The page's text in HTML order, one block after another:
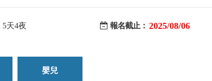
5天4夜 報名截止： 2025/08/06
嬰兒